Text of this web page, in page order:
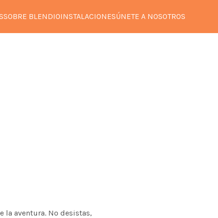
SOBRE BLENDIOINSTALACIONESÚNETE A NOSOTROS
la aventura. No desistas,